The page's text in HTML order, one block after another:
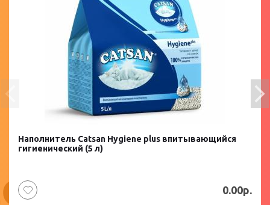
Наполнитель Catsan Hygiene plus впитывающийся
гигиенический (5 л)
0.00р.